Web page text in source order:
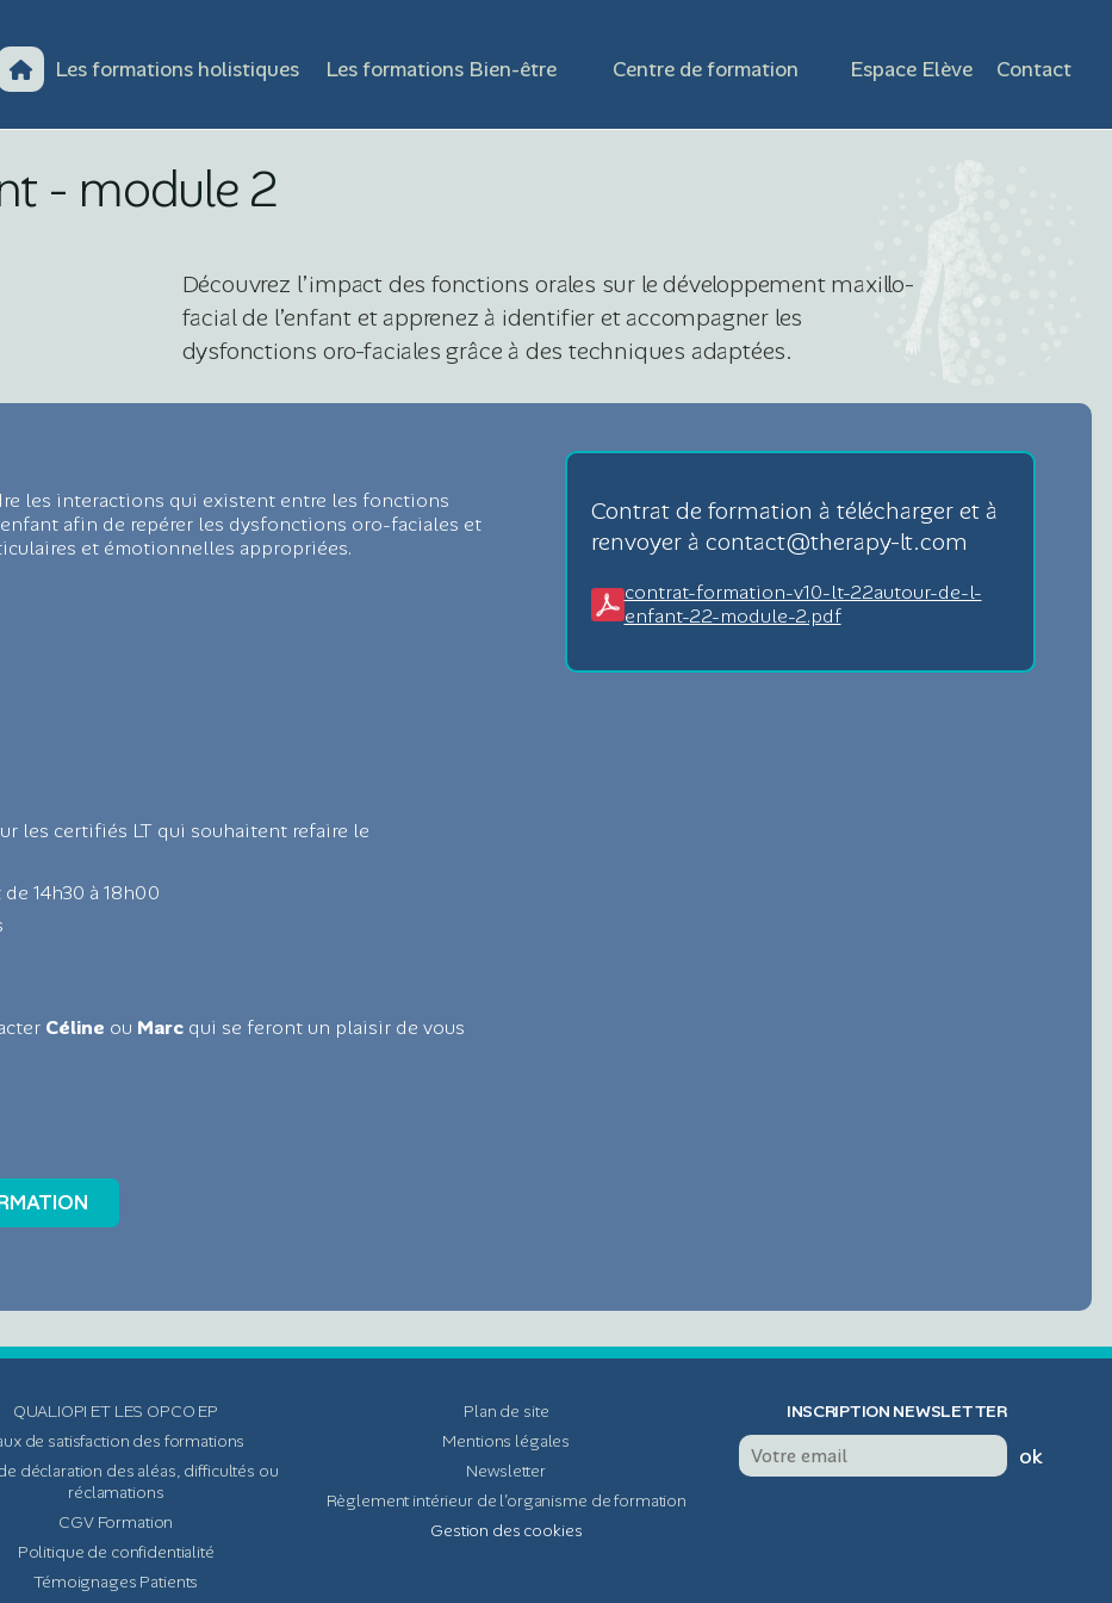
Les formations holistiques Les formations Bien-être Centre de formation Espace Elève Contact
- module 2
Découvrez l’impact des fonctions orales sur le développement maxillo-
facial de l’enfant et apprenez à identifier et accompagner les
dysfonctions oro-faciales grâce à des techniques adaptées.
les interactions qui existent entre les fonctions
afin de repérer les dysfonctions oro-faciales et
et émotionnelles appropriées.
les certifiés LT qui souhaitent refaire le
14h30 à 18h00
Céline ou Marcqui se feront un plaisir de vous
Contrat de formation à télécharger et à
renvoyer à contact@therapy-lt.com
contrat-formation-v10-lt-22autour-de-l-
enfant-22-module-2.pdf
QUALIOPI ET LES OPCO EP
de satisfaction des formations
déclaration des aléas, difficultés ou
réclamations
CGV Formation
Politique de confidentialité
Témoignages Patients
Plan de site
Mentions légales
Newsletter
Règlement intérieur de l'organisme de formation
Gestion des cookies
INSCRIPTION NEWSLETTER
ok